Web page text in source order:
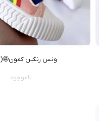
ونس رنگین کمون🤩(4044)
ناموجود